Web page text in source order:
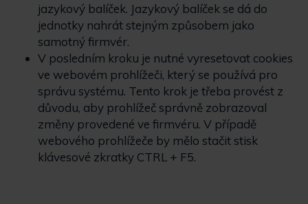
jazykový balíček. Jazykový balíček se dá do
jednotky nahrát stejným způsobem jako
samotný firmvér.
V posledním kroku je nutné vyresetovat cookies
ve webovém prohlížeči, který se používá pro
správu systému. Tento krok je třeba provést z
důvodu, aby prohlížeč správně zobrazoval
změny provedené ve firmvéru. V případě
webového prohlížeče by mělo stačit stisk
klávesové zkratky CTRL + F5.